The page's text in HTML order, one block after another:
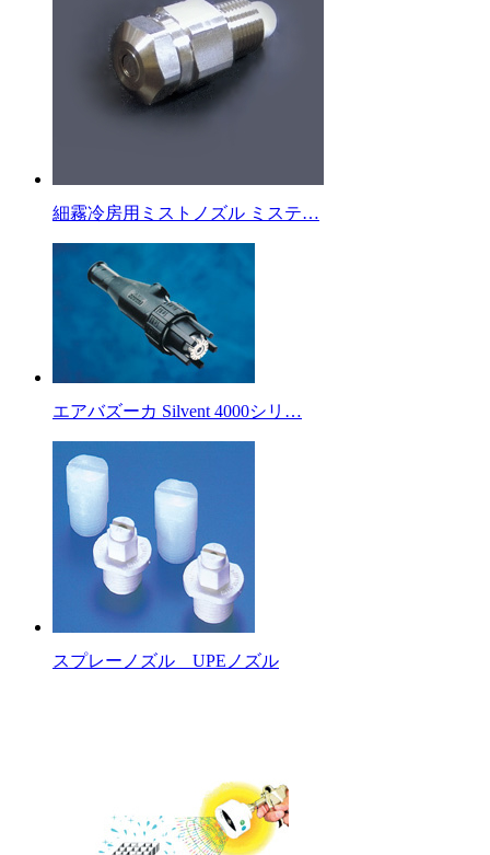
細霧冷房用ミストノズル ミステ…
エアバズーカ Silvent 4000シリ…
スプレーノズル UPEノズル